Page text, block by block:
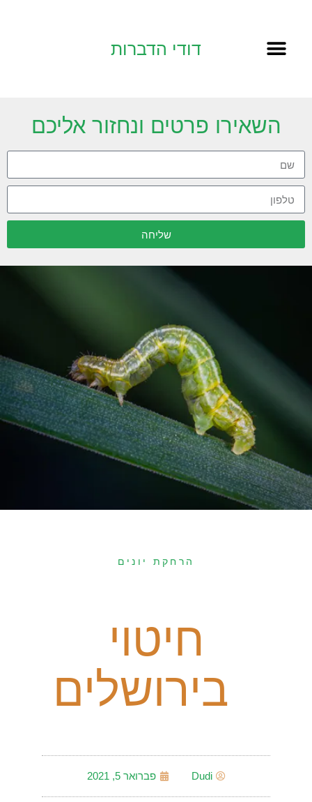
דודי הדברות
השאירו פרטים ונחזור אליכם
שליחה
הרחקת יונים
חיטוי
בירושלים
Dudi פברואר 5, 2021